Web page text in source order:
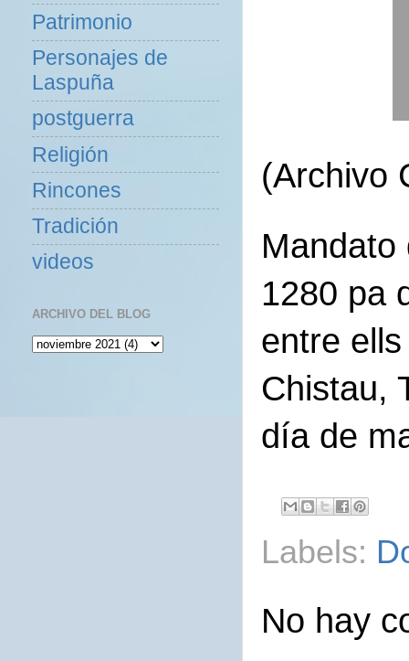
(Archivo
1280 pa
entre
Chistau,
día de
Labels:
No hay
Patrimonio
Personajes de
Laspuña
postguerra
Religión
Rincones
Tradición
videos
ARCHIVO DEL BLOG